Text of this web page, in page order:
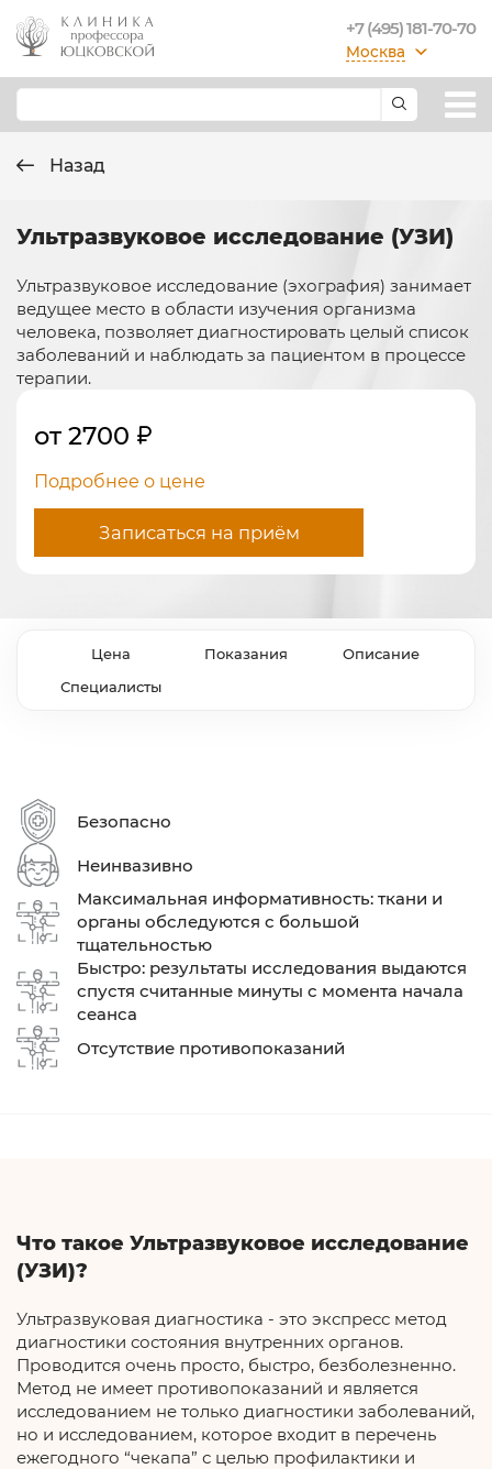
+7 (495) 181-70-70
Москва
Назад
Ультразвуковое исследование (УЗИ)
Ультразвуковое исследование (эхография) занимает
ведущее место в области изучения организма
человека, позволяет диагностировать целый список
заболеваний и наблюдать за пациентом в процессе
терапии.
от 2700
Подробнее о цене
Записаться на приём
Цена Показания
Описание
Специалисты
Безопасно
Неинвазивно
Максимальная информативность: ткани и
органы обследуются с большой
тщательностью
Быстро: результаты исследования выдаются
спустя считанные минуты с момента начала
сеанса
Отсутствие противопоказаний
Что такое Ультразвуковое исследование
(УЗИ)?
Ультразвуковая диагностика - это экспресс метод
диагностики состояния внутренних органов.
Проводится очень просто, быстро, безболезненно.
Метод не имеет противопоказаний и является
исследованием не только диагностики заболеваний,
но и исследованием, которое входит в перечень
ежегодного “чекапа” с целью профилактики и